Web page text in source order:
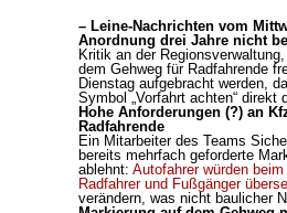
– Leine-Nachrichten vom
Anordnung drei Jahre nicht
Kritik an der
dem Gehweg für Radfahrende
Dienstag aufgebracht werden,
Symbol „Vorfahrt achten“
Hohe Anforderungen (?) an
Radfahrende
Ein Mitarbeiter des Teams
bereits mehrfach geforderte
ablehnt: Autofahrer würden
Radfahrer und Fußgänger
verändern, was nicht baulicher